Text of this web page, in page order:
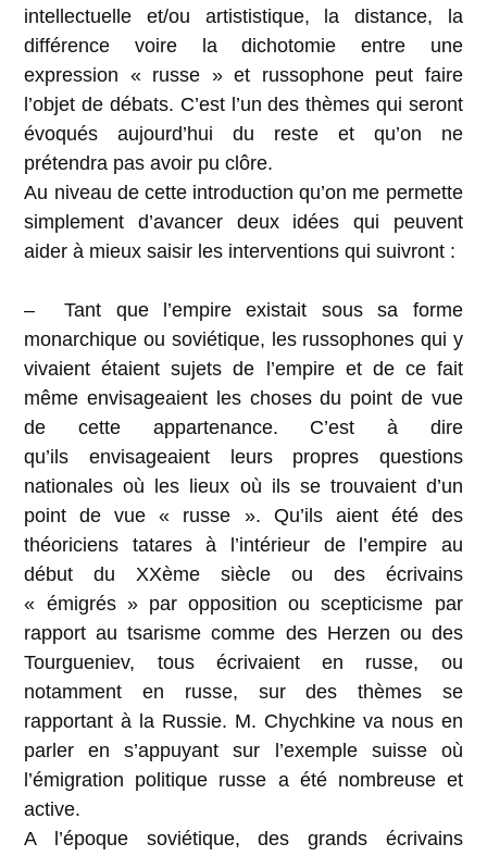
intellectuelle et/ou artististique, la distance, la
différence voire la dichotomie entre une
expression « russe » et russophone peut faire
l’objet de débats. C’est l’un des thèmes qui seront
évoqués aujourd’hui du reste et qu’on ne
prétendra pas avoir pu clôre.
Au niveau de cette introduction qu’on me permette
simplement d’avancer deux idées qui peuvent
aider à mieux saisir les interventions qui suivront :
– Tant que l’empire existait sous sa forme
monarchique ou soviétique, les russophones qui y
vivaient étaient sujets de l’empire et de ce fait
même envisageaient les choses du point de vue
de cette appartenance. C’est à dire
qu’ils envisageaient leurs propres questions
nationales où les lieux où ils se trouvaient d’un
point de vue « russe ». Qu’ils aient été des
théoriciens tatares à l’intérieur de l’empire au
début du XXème siècle ou des écrivains
« émigrés » par opposition ou scepticisme par
rapport au tsarisme comme des Herzen ou des
Tourgueniev, tous écrivaient en russe, ou
notamment en russe, sur des thèmes se
rapportant à la Russie. M. Chychkine va nous en
parler en s’appuyant sur l’exemple suisse où
l’émigration politique russe a été nombreuse et
active.
A l’époque soviétique, des grands écrivains